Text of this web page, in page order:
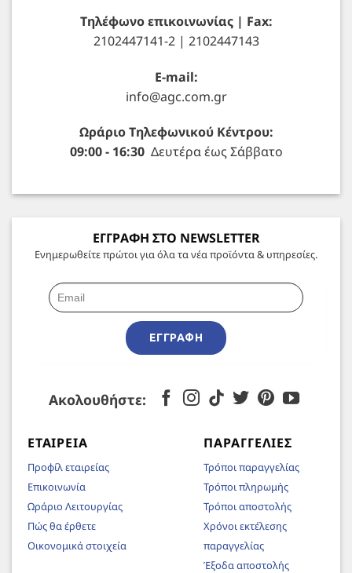
Τηλέφωνο επικοινωνίας | Fax:
2102447141-2 | 2102447143
E-mail:
info@agc.com.gr
Ωράριο Τηλεφωνικού Κέντρου:
09:00 - 16:30Δευτέρα έως Σάββατο
ΕΓΓΡΑΦΗ ΣΤΟ NEWSLETTER
Ενημερωθείτε πρώτοι για όλα τα νέα προϊόντα & υπηρεσίες.
ΕΓΓΡΑΦΉ
Ακολουθήστε:
ΕΤΑΙΡΕΊΑ
Προφίλ εταιρείας
Επικοινωνία
Ωράριο Λειτουργίας
Πώς θα έρθετε
Οικονομικά στοιχεία
ΠΑΡΑΓΓΕΛΊΕΣ
Τρόποι παραγγελίας
Τρόποι πληρωμής
Τρόποι αποστολής
Χρόνοι εκτέλεσης
παραγγελίας
Έξοδα αποστολής